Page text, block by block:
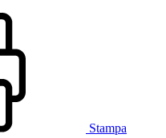
Stampa